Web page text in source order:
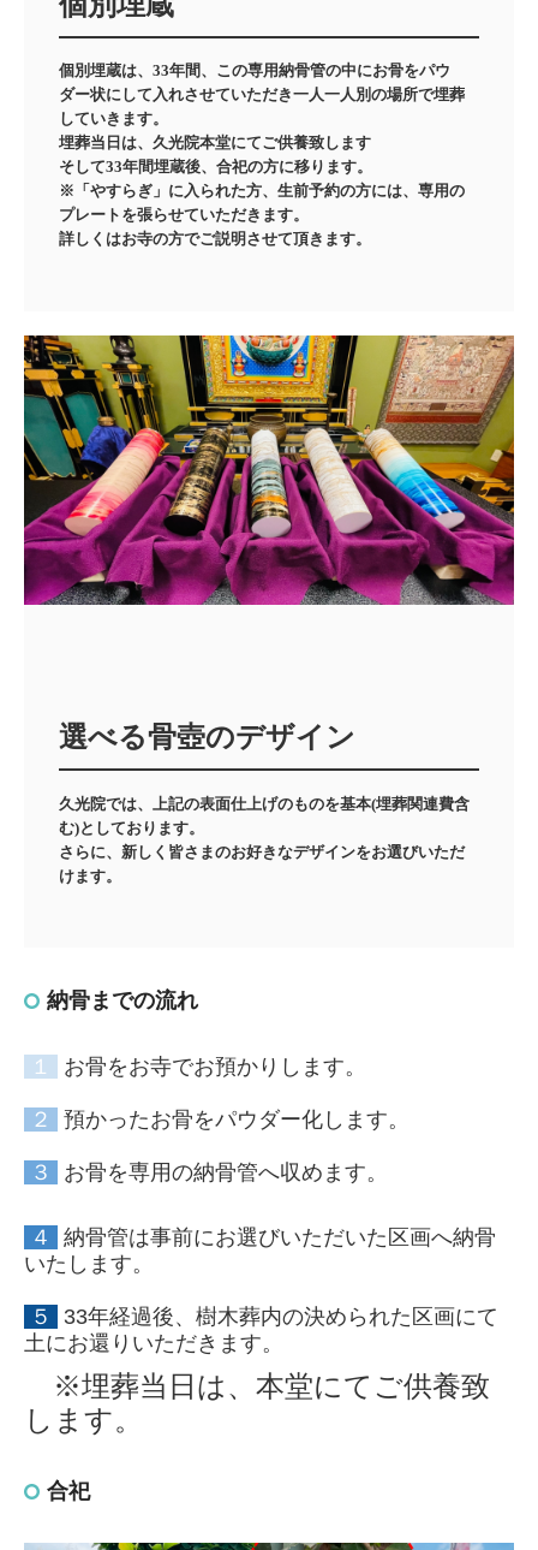
個別埋蔵は、33年間、この専用納骨管の中にお骨をパウ
ダー状にして入れさせていただき一人一人別の場所で埋葬
していきます。
埋葬当日は、久光院本堂にてご供養致します
そして33年間埋蔵後、合祀の方に移ります。
※「やすらぎ」に入られた方、生前予約の方には、専用の
プレートを張らせていただきます。
選べる骨壺のデザイン
久光院では、上記の表面仕上げのものを基本(埋葬関連費含
む)としております。
さらに、新しく皆さまのお好きなデザインをお選びいただ
けます。
納骨までの流れ
１ お骨をお寺でお預かりします。
２ 預かったお骨をパウダー化します。
３ お骨を専用の納骨管へ収めます。
４
納骨管は事前にお選びいただいた区画へ納骨
いたします。
５
33年経過後、樹木葬内の決められた区画にて
土にお還りいただきます。
※埋葬当日は、本堂にてご供養致
します。
合祀